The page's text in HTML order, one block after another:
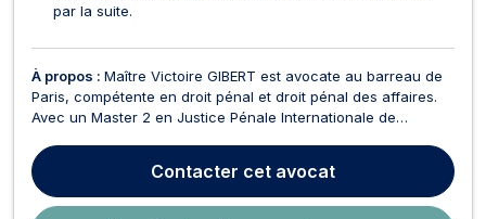
par la suite.
À propos : Maître Victoire GIBERT est avocate au barreau de
Paris, compétente en droit pénal et droit pénal des affaires.
Avec un Master 2 en Justice Pénale Internationale de
expérience au sein de cabinets d’avocats renommés à Paris.
Passionnée par son métier, Maître GIBERT a...
Contacter cet avocat